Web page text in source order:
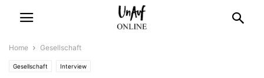
Home Gesellschaft
Gesellschaft Interview